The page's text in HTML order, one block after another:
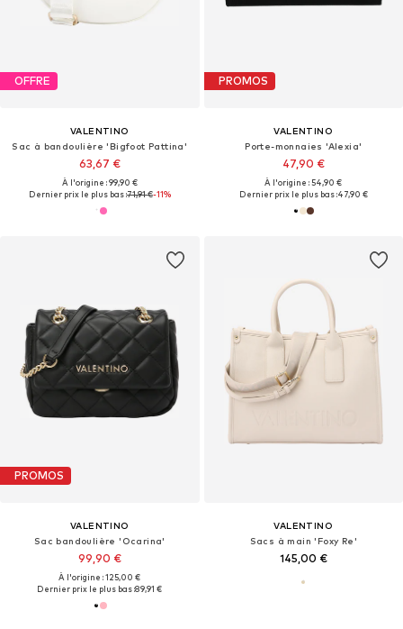
OFFRE
VALENTINO
Sac à bandoulière 'Bigfoot Pattina'
63,67 €
À l'origine : 99,90 €
Dernier prix le plus bas :71,91 €-11%
PROMOS
VALENTINO
Porte-monnaies 'Alexia'
47,90 €
À l'origine : 54,90 €
Dernier prix le plus bas :47,90 €
PROMOS
VALENTINO
Sac bandoulière 'Ocarina'
99,90 €
À l'origine : 125,00 €
Dernier prix le plus bas :89,91 €
VALENTINO
Sacs à main 'Foxy Re'
145,00 €